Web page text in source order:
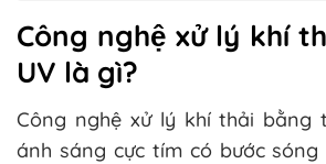
Công nghệ xử lý khí
UV là gì?
Công nghệ xử lý khí thải bằng
ánh sáng cực tím có bước